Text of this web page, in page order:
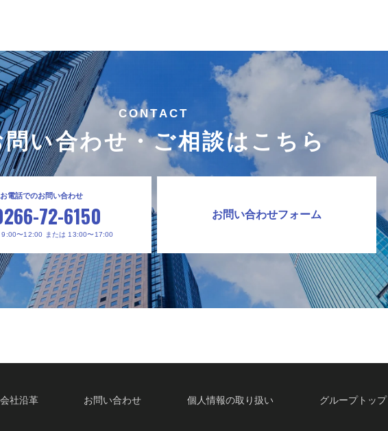
CONTACT
問い合わせ・ご相談はこちら
お電話でのお問い合わせ
72-6150
9:00〜12:00 または 13:00〜17:00
お問い合わせフォーム
会社沿革 お問い合わせ 個人情報の取り扱い グループトップ